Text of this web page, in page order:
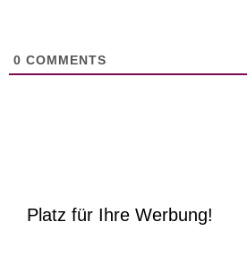
0 COMMENTS
Platz für Ihre Werbung!